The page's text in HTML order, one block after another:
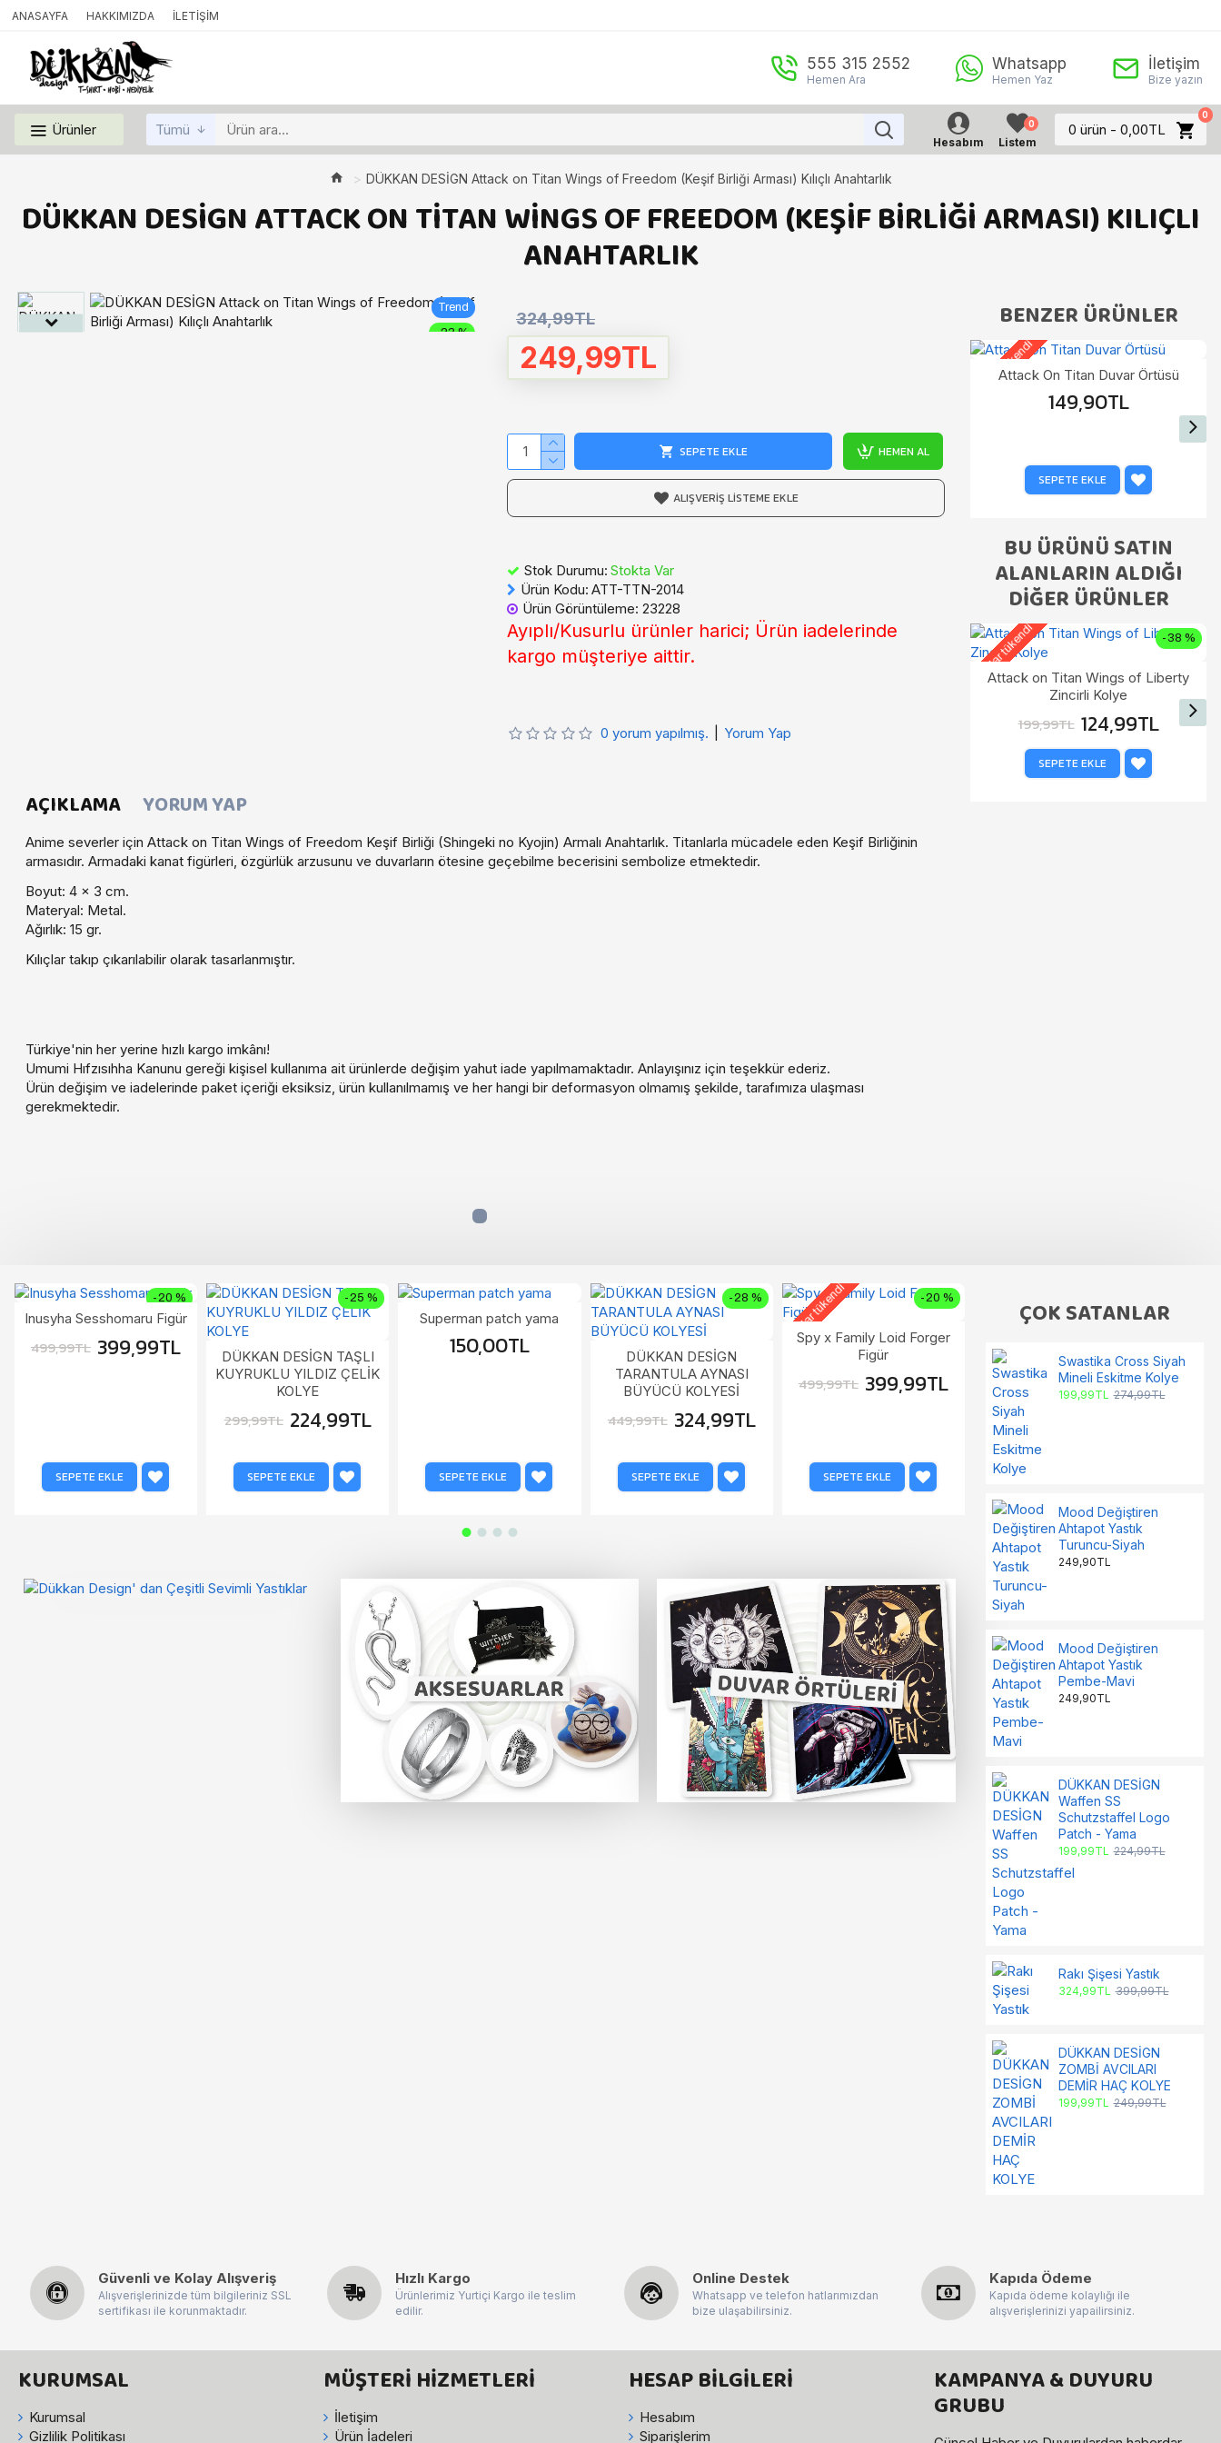
ANASAYFA HAKKIMIZDA İLETIŞIM
555 315 2552
Hemen Ara
Whatsapp
Hemen Yaz
İletişim
Bize yazın
Ürünler Tümü
Hesabım Listem
0 0 ürün - 0,00TL
0
DÜKKAN DESİGN Attack on Titan Wings of Freedom (Keşif Birliği Arması) Kılıçlı Anahtarlık
DÜKKAN DESİGN ATTACK ON TITAN WINGS OF FREEDOM (KEŞIF BIRLIĞI ARMASI) KILIÇLI
ANAHTARLIK
Trend
-23 %
Stok Durumu: Stokta Var
Ürün Kodu: ATT-TTN-2014
Ürün Görüntüleme: 23228
Ayıplı/Kusurlu ürünler harici; Ürün iadelerinde
kargo müşteriye aittir.
0 yorum yapılmış. Yorum Yap
249,99TL
324,99TL
SEPETE EKLE HEMEN AL
ALIŞVERIŞ LISTEME EKLE
AÇIKLAMA YORUM YAP
Anime severler için Attack on Titan Wings of Freedom Keşif Birliği (Shingeki no Kyojin) Armalı Anahtarlık. Titanlarla mücadele eden Keşif Birliğinin
armasıdır. Armadaki kanat figürleri, özgürlük arzusunu ve duvarların ötesine geçebilme becerisini sembolize etmektedir.
Boyut: 4 x 3 cm.
Materyal: Metal.
Ağırlık: 15 gr.
Kılıçlar takıp çıkarılabilir olarak tasarlanmıştır.
Türkiye'nin her yerine hızlı kargo imkânı!
Umumi Hıfzısıhha Kanunu gereği kişisel kullanıma ait ürünlerde değişim yahut iade yapılmamaktadır. Anlayışınız için teşekkür ederiz.
Ürün değişim ve iadelerinde paket içeriği eksiksiz, ürün kullanılmamış ve her hangi bir deformasyon olmamış şekilde, tarafımıza ulaşması
gerekmektedir.
BENZER ÜRÜNLER
Stoklar tükendi
Attack On Titan Duvar Örtüsü
149,90TL
SEPETE EKLE
BU ÜRÜNÜ SATIN
ALANLARIN ALDIĞI
DIĞER ÜRÜNLER
-38 %
Stoklar tükendi
Attack on Titan Wings of Liberty
Zincirli Kolye
124,99TL
199,99TL
SEPETE EKLE
-20 %
Inusyha Sesshomaru Figür
399,99TL
499,99TL
SEPETE EKLE
-25 %
DÜKKAN DESİGN TAŞLI
KUYRUKLU YILDIZ ÇELİK
KOLYE
224,99TL
299,99TL
SEPETE EKLE
Superman patch yama
150,00TL
SEPETE EKLE
-28 %
DÜKKAN DESİGN
TARANTULA AYNASI
BÜYÜCÜ KOLYESİ
324,99TL
449,99TL
SEPETE EKLE
-20 %
Stoklar tükendi
Spy x Family Loid Forger
Figür
399,99TL
499,99TL
SEPETE EKLE
Stoklar tükendi
Oyunu
224,90TL
SEPETE EKLE
Stoklar
ÇOK SATANLAR
Swastika Cross Siyah
Mineli Eskitme Kolye
199,99TL 274,99TL
Mood Değiştiren
Ahtapot Yastık
Turuncu-Siyah
249,90TL
Mood Değiştiren
Ahtapot Yastık
Pembe-Mavi
249,90TL
DÜKKAN DESİGN
Waffen SS
Schutzstaffel Logo
Patch - Yama
199,99TL 224,99TL
Rakı Şişesi Yastık
324,99TL 399,99TL
DÜKKAN DESİGN
ZOMBİ AVCILARI
DEMİR HAÇ KOLYE
199,99TL 249,99TL
Güvenli ve Kolay Alışveriş
Alışverişlerinizde tüm bilgileriniz SSL
sertifikası ile korunmaktadır.
Hızlı Kargo
Ürünlerimiz Yurtiçi Kargo ile teslim
edilir.
Online Destek
Whatsapp ve telefon hatlarımızdan
bize ulaşabilirsiniz.
Kapıda Ödeme
Kapıda ödeme kolaylığı ile
alışverişlerinizi yapailirsiniz.
KURUMSAL
Kurumsal
Gizlilik Politikası
MÜŞTERI HIZMETLERI
İletişim
Ürün İadeleri
HESAP BILGILERI
Hesabım
Siparişlerim
KAMPANYA & DUYURU
GRUBU